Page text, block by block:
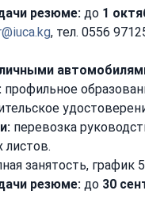
резюме: до 1
, тел. 0556
профильное
перевозка
занятость,
резюме: до 30